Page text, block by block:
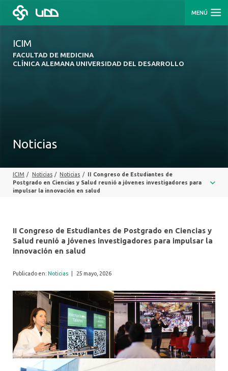
MENÚ
ICIM
FACULTAD DE MEDICINA
CLÍNICA ALEMANA UNIVERSIDAD DEL DESARROLLO
Noticias
ICIM / Noticias / Noticias /
II Congreso de Estudiantes de
Postgrado en Ciencias y Salud reunió a jóvenes investigadores para
impulsar la innovación en salud
II Congreso de Estudiantes de Postgrado en Ciencias y
Salud reunió a jóvenes investigadores para impulsar la
innovación en salud
Publicado en: Noticias 25 mayo, 2026